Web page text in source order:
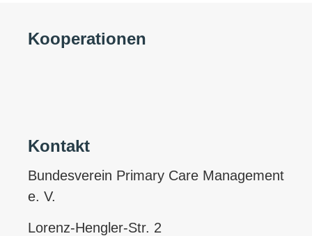
Kooperationen
Kontakt
Bundesverein Primary Care Management
e. V.
Lorenz-Hengler-Str. 2